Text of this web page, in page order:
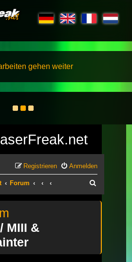
gehen weiter
Anmelden
Registrieren
Forum
MIII &